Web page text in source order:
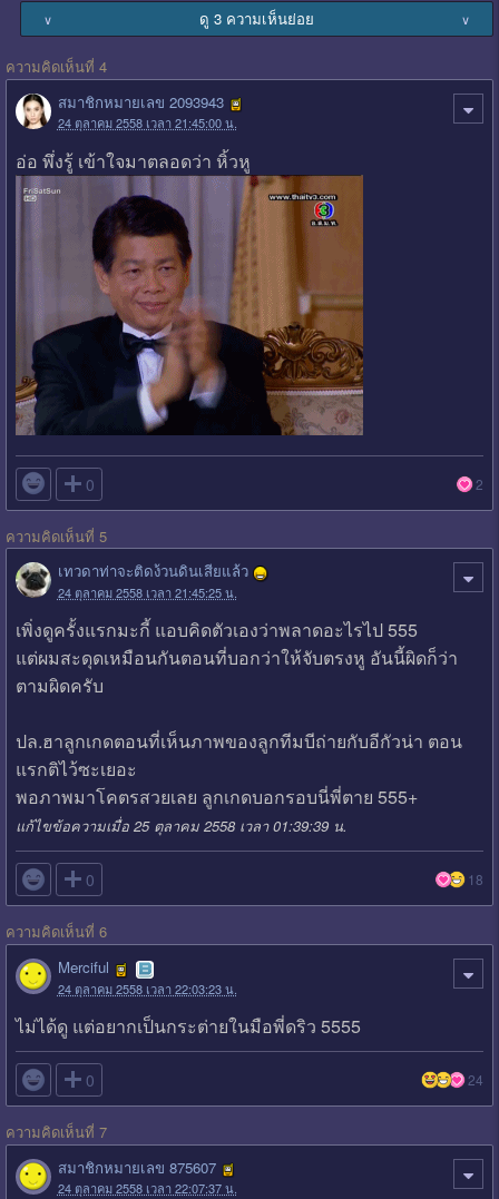
∨ ดู 3 ความเห็นย่อย ∨
ความคิดเห็นที่ 4
สมาชิกหมายเลข 2093943
24 ตุลาคม 2558 เวลา 21:45:00 น.
อ่อ พึ่งรู้ เข้าใจมาตลอดว่า หิ้วหู
 0 2
ความคิดเห็นที่ 5
เทวดาท่าจะติดง้วนดินเสียแล้ว
24 ตุลาคม 2558 เวลา 21:45:25 น.
เพิ่งดูครั้งแรกมะกี้ แอบคิดตัวเองว่าพลาดอะไรไป 555
แต่ผมสะดุดเหมือนกันตอนที่บอกว่าให้จับตรงหู อันนี้ผิดก็ว่า
ตามผิดครับ
ปล.ฮาลูกเกดตอนที่เห็นภาพของลูกทีมบีถ่ายกับอีกัวน่า ตอน
แรกติไว้ซะเยอะ
พอภาพมาโคตรสวยเลย ลูกเกดบอกรอบนี่พี่ตาย 555+
แก้ไขข้อความเมื่อ 25 ตุลาคม 2558 เวลา 01:39:39 น.
 0 18
ความคิดเห็นที่ 6
Merciful
24 ตุลาคม 2558 เวลา 22:03:23 น.
ไม่ได้ดู แต่อยากเป็นกระต่ายในมือพี่ดริว 5555
 0 24
ความคิดเห็นที่ 7
สมาชิกหมายเลข 875607
24 ตุลาคม 2558 เวลา 22:07:37 น.